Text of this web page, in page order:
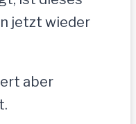
jetzt wieder
aber